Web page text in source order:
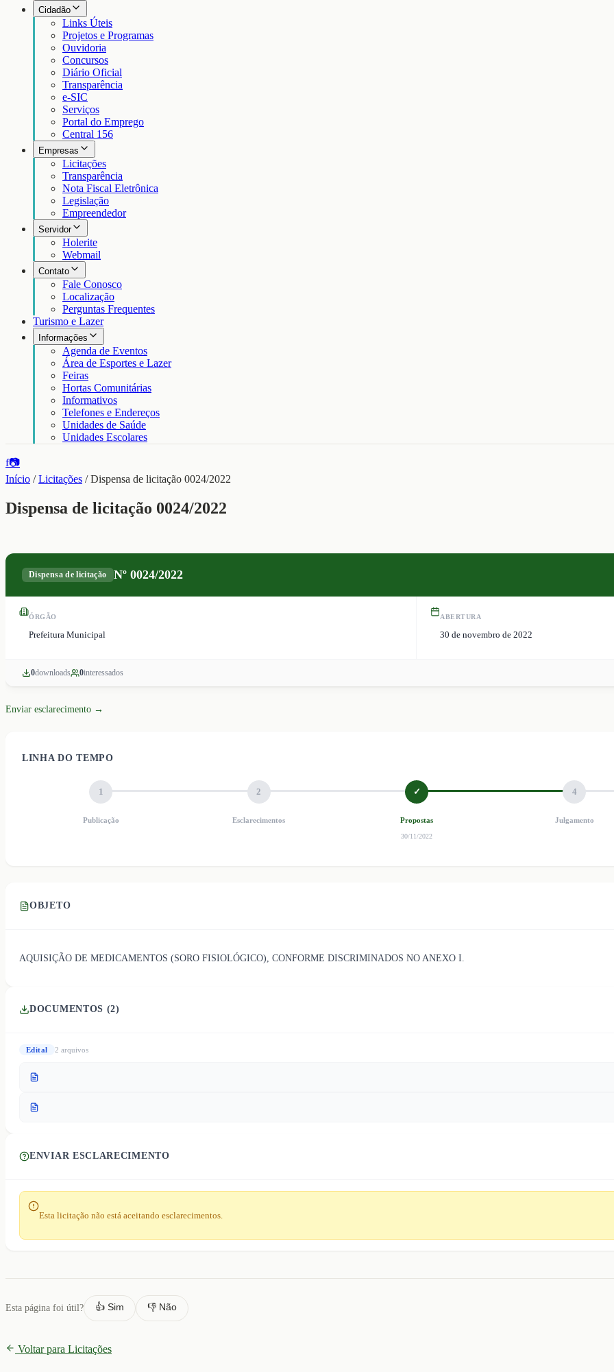
Cidadão
Links Úteis
Projetos e Programas
Ouvidoria
Concursos
Diário Oficial
Transparência
e-SIC
Serviços
Portal do Emprego
Central 156
Empresas
Licitações
Transparência
Nota Fiscal Eletrônica
Legislação
Empreendedor
Servidor
Holerite
Webmail
Contato
Fale Conosco
Localização
Perguntas Frequentes
Turismo e Lazer
Informações
Agenda de Eventos
Área de Esportes e Lazer
Feiras
Hortas Comunitárias
Informativos
Telefones e Endereços
Unidades de Saúde
Unidades Escolares
f📷
Início /Licitações /Dispensa de licitação 0024/2022
Dispensa de licitação 0024/2022
Dispensa de licitação Nº 0024/2022
ÓRGÃO
Prefeitura Municipal
ABERTURA
30 de novembro de 2022
0downloads 0interessados
Enviar esclarecimento →
LINHA DO TEMPO
1
Publicação
2
Esclarecimentos
✓
Propostas
30/11/2022
4
Julgamento
OBJETO
AQUISIÇÃO DE MEDICAMENTOS (SORO FISIOLÓGICO), CONFORME DISCRIMINADOS NO ANEXO I.
DOCUMENTOS (2)
Edital 2 arquivos
ENVIAR ESCLARECIMENTO
Esta licitação não está aceitando esclarecimentos.
Esta página foi útil? 👍 Sim 👎 Não
Voltar para Licitações